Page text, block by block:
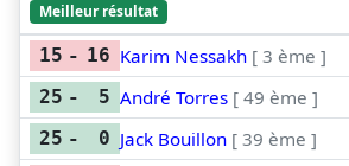
Meilleur résultat
15 - 16 Karim Nessakh [ 3 ème ]
25 - 5 André Torres [ 49 ème ]
25 - 0 Jack Bouillon [ 39 ème ]